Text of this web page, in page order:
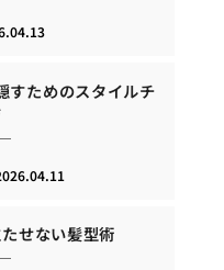
すためのスタイルチ
せない髪型術